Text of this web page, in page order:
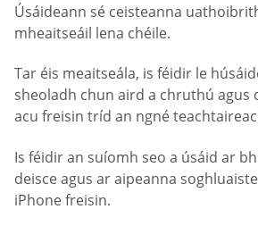
Úsáideann sé ceisteanna
mheaitseáil lena chéile.
Tar éis meaitseála, is féidir le
sheoladh chun aird a chruthú agus
acu freisin tríd an ngné
Is féidir an suíomh seo a úsáid ar
deisce agus ar aipeanna
iPhone freisin.